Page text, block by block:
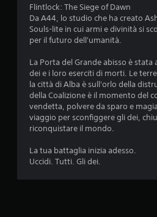
Flintlock: The Siege of Dawn
Da A44, lo studio che ha creato
Souls-lite in cui armi e divinità si
per il futuro dell'umanità.
La Porta del Grande abisso è
dei e i loro eserciti di morti. Le
la città di Alba è sull'orlo della
della Coalizione è il momento del
vendetta, polvere da sparo e
viaggio per sconfiggere gli dei,
riconquistare il mondo.
La tua battaglia inizia adesso.
Uccidi. Tutti. Gli dei.